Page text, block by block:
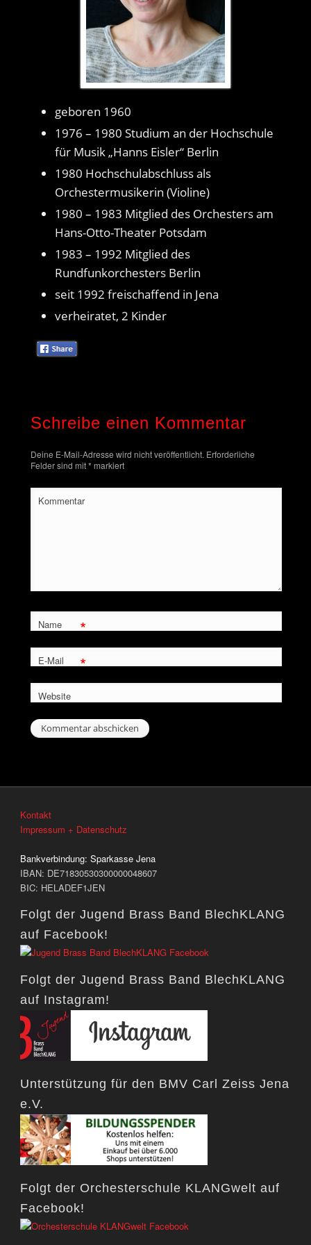
geboren 1960
1976 – 1980 Studium an der Hochschule
für Musik „Hanns Eisler“ Berlin
1980 Hochschulabschluss als
Orchestermusikerin (Violine)
1980 – 1983 Mitglied des Orchesters am
Hans-Otto-Theater Potsdam
1983 – 1992 Mitglied des
Rundfunkorchesters Berlin
seit 1992 freischaffend in Jena
verheiratet, 2 Kinder
Schreibe einen Kommentar
Deine E-Mail-Adresse wird nicht veröffentlicht. Erforderliche
Felder sind mit* markiert
Kommentar
Name *
E-Mail *
Website
Kontakt
Impressum + Datenschutz
Bankverbindung: Sparkasse Jena
IBAN: DE71830530300000048607
BIC: HELADEF1JEN
Folgt der Jugend Brass Band BlechKLANG
auf Facebook!
Folgt der Jugend Brass Band BlechKLANG
auf Instagram!
Unterstützung für den BMV Carl Zeiss Jena
e.V.
Folgt der Orchesterschule KLANGwelt auf
Facebook!